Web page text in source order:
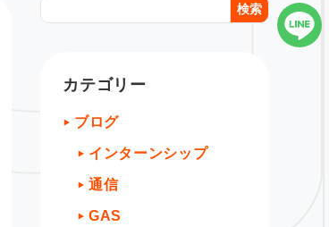
検索
カテゴリー
ブログ
インターンシップ
通信
GAS